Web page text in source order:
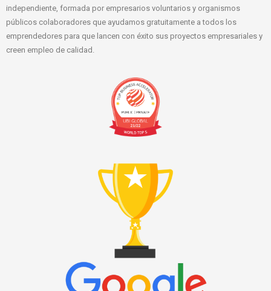
independiente, formada por empresarios voluntarios y organismos
públicos colaboradores que ayudamos gratuitamente a todos los
emprendedores para que lancen con éxito sus proyectos empresariales y
creen empleo de calidad.